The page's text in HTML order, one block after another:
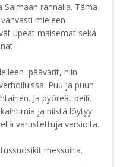
rannalla. Tämä
mieleen
upeat maisemat sekä
päävärit, niin
Puu ja puun
Ja pyöreät peilit.
ja niistä löytyy
varustettuja versioita.
messuilta.